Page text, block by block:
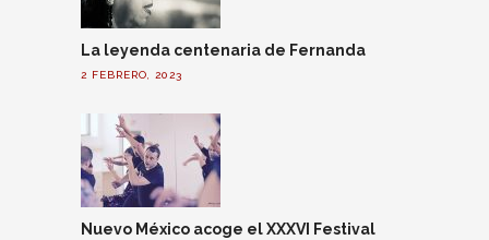
La leyenda centenaria de Fernanda
2 FEBRERO, 2023
Nuevo México acoge el XXXVI Festival